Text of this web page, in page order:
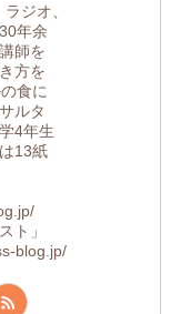
ジオ、
年余
師を
方を
食に
ルタ
4年生
13紙
ト」
blog.jp/